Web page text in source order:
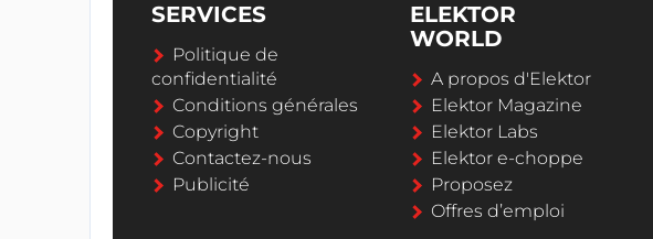
SERVICES
Politique de
confidentialité
Conditions générales
Copyright
Contactez-nous
Publicité
ELEKTOR
WORLD
A propos d'Elektor
Elektor Magazine
Elektor Labs
Elektor e-choppe
Proposez
Offres d’emploi